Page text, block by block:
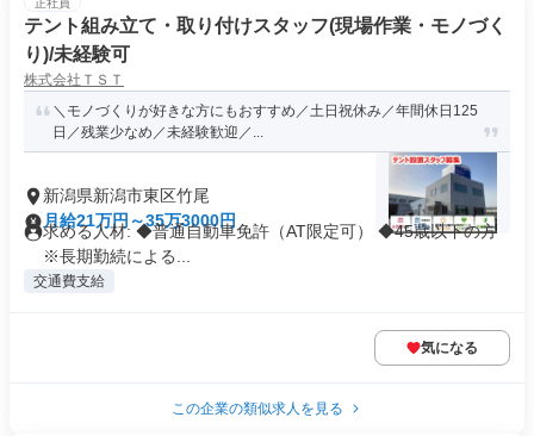
正社員
テント組み立て・取り付けスタッフ(現場作業・モノづく
り)/未経験可
株式会社ＴＳＴ
＼モノづくりが好きな方にもおすすめ／土日祝休み／年間休日125
日／残業少なめ／未経験歓迎／...
新潟県新潟市東区竹尾
月給21万円～35万3000円
求める人材: ◆普通自動車免許（AT限定可） ◆45歳以下の方
※長期勤続による...
交通費支給
気になる
この企業の類似求人を見る